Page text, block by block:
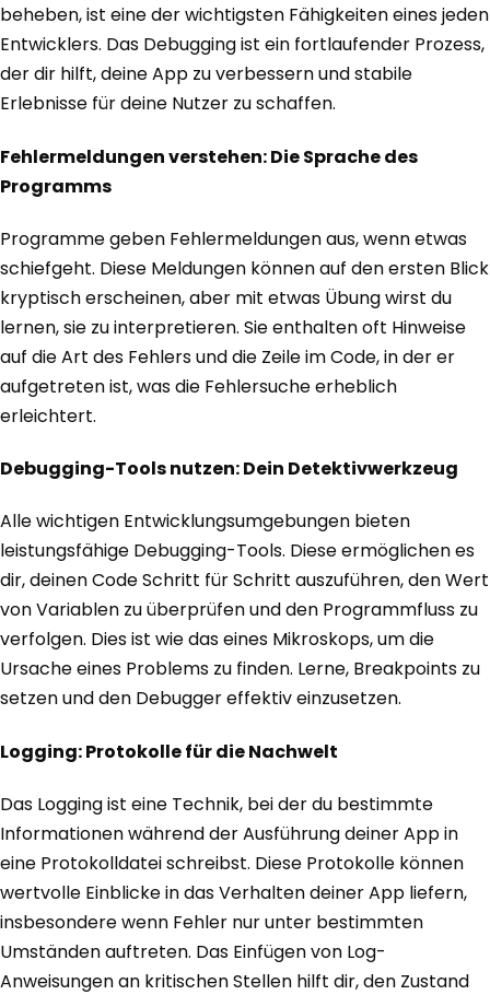
beheben, ist eine der wichtigsten Fähigkeiten eines jeden
Entwicklers. Das Debugging ist ein fortlaufender Prozess,
der dir hilft, deine App zu verbessern und stabile
Erlebnisse für deine Nutzer zu schaffen.
Fehlermeldungen verstehen: Die Sprache des
Programms
Programme geben Fehlermeldungen aus, wenn etwas
schiefgeht. Diese Meldungen können auf den ersten Blick
kryptisch erscheinen, aber mit etwas Übung wirst du
lernen, sie zu interpretieren. Sie enthalten oft Hinweise
auf die Art des Fehlers und die Zeile im Code, in der er
aufgetreten ist, was die Fehlersuche erheblich
erleichtert.
Debugging-Tools nutzen: Dein Detektivwerkzeug
Alle wichtigen Entwicklungsumgebungen bieten
leistungsfähige Debugging-Tools. Diese ermöglichen es
dir, deinen Code Schritt für Schritt auszuführen, den Wert
von Variablen zu überprüfen und den Programmfluss zu
verfolgen. Dies ist wie das eines Mikroskops, um die
Ursache eines Problems zu finden. Lerne, Breakpoints zu
setzen und den Debugger effektiv einzusetzen.
Logging: Protokolle für die Nachwelt
Das Logging ist eine Technik, bei der du bestimmte
Informationen während der Ausführung deiner App in
eine Protokolldatei schreibst. Diese Protokolle können
wertvolle Einblicke in das Verhalten deiner App liefern,
insbesondere wenn Fehler nur unter bestimmten
Umständen auftreten. Das Einfügen von Log-
Anweisungen an kritischen Stellen hilft dir, den Zustand